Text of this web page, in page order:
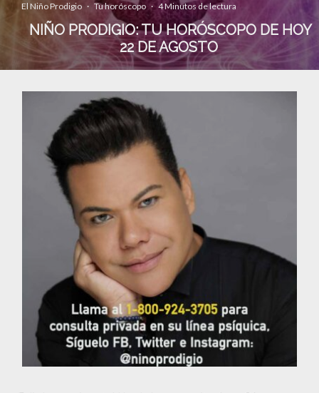
El Niño Prodigio · Tu horóscopo · 4 Minutos de lectura
NIÑO PRODIGIO: TU HORÓSCOPO DE HOY
22 DE AGOSTO